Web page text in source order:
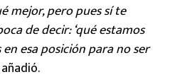
mejor, pero pues sí te
de decir: ‘qué estamos
esa posición para no ser